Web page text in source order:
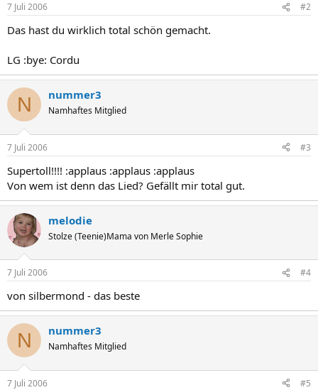
7 Juli 2006 #2
Das hast du wirklich total schön gemacht.
LG :bye: Cordu
N nummer3
Namhaftes Mitglied
7 Juli 2006 #3
Supertoll!!!! :applaus :applaus :applaus
Von wem ist denn das Lied? Gefällt mir total gut.
melodie
Stolze (Teenie)Mama von Merle Sophie
7 Juli 2006 #4
von silbermond - das beste
N nummer3
Namhaftes Mitglied
7 Juli 2006 #5